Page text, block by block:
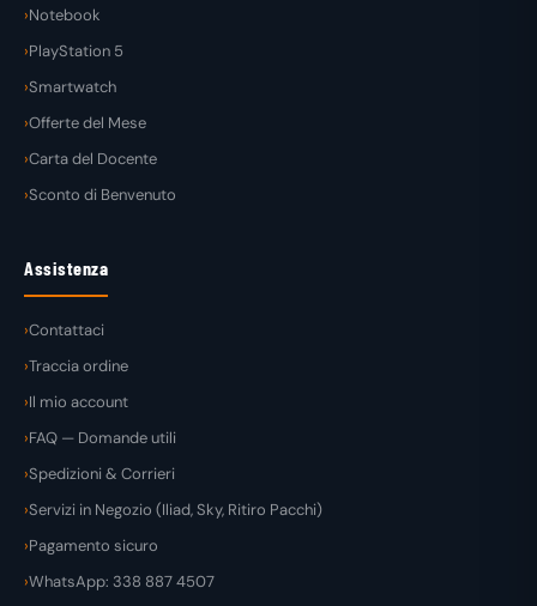
Notebook
PlayStation 5
Smartwatch
Offerte del Mese
Carta del Docente
Sconto di Benvenuto
Assistenza
Contattaci
Traccia ordine
Il mio account
FAQ — Domande utili
Spedizioni & Corrieri
Servizi in Negozio (Iliad, Sky, Ritiro Pacchi)
Pagamento sicuro
WhatsApp: 338 887 4507